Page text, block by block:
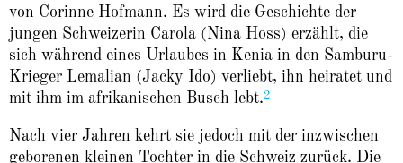
von Corinne Hofmann. Es wird die Geschichte der
jungen Schweizerin Carola (Nina Hoss) erzählt, die
sich während eines Urlaubes in Kenia in den Samburu-
Krieger Lemalian (Jacky Ido) verliebt, ihn heiratet und
mit ihm im afrikanischen Busch lebt.2
Nach vier Jahren kehrt sie jedoch mit der inzwischen
geborenen kleinen Tochter in die Schweiz zurück. Die